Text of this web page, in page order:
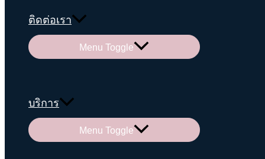
ติดต่อเรา
Menu Toggle
บริการ
Menu Toggle